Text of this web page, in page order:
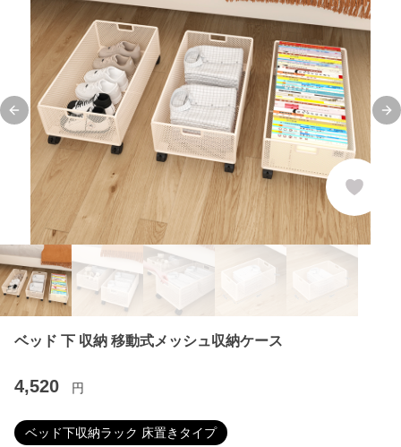
Previous slide
ベッド 下 収納 移動式メッシュ収納ケース
4,520 円
ベッド下収納ラック 床置きタイプ